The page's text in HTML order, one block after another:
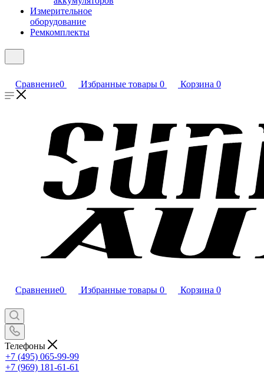
Измерительное
оборудование
Ремкомплекты
Сравнение0 Избранные товары 0 Корзина 0
Сравнение0 Избранные товары 0 Корзина 0
Телефоны
+7 (495) 065-99-99
+7 (969) 181-61-61